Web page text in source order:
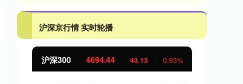
沪深京行情 实时轮播
沪深300 4694.44 43.13 0.93%